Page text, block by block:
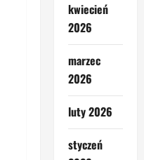
kwiecień
2026
marzec
2026
luty 2026
styczeń